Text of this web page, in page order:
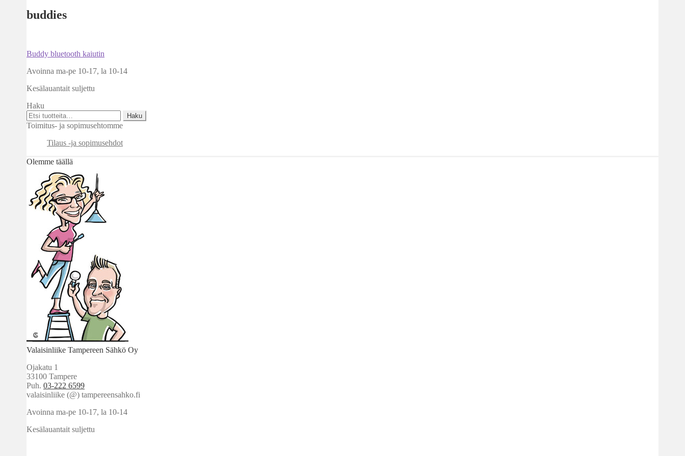
buddies
Artikkelien
selaus
Edellinen
Buddy bluetooth kaiutin
Avoinna ma-pe 10-17, la 10-14
Kesälauantait suljettu
Haku
Etsi:
Haku
Toimitus- ja sopimusehtomme
Tilaus -ja sopimusehdot
Olemme täällä
Valaisinliike Tampereen Sähkö Oy
Ojakatu 1
33100 Tampere
Puh. 03-222 6599
valaisinliike (@) tampereensahko.fi
Avoinna ma-pe 10-17, la 10-14
Kesälauantait suljettu